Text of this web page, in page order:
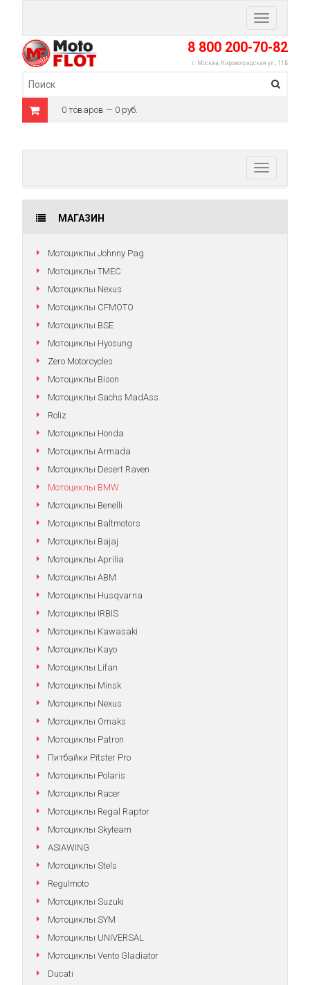
Toggle
navigation
8 800 200-70-82
г. Москва, Кировоградская ул., 11Б
0 товаров — 0 руб.
Toggle
navigation
МАГАЗИН
Мотоциклы Johnny Pag
Мотоциклы TMEC
Мотоциклы Nexus
Мотоциклы CFMOTO
Мотоциклы BSE
Мотоциклы Hyosung
Zero Motorcycles
Мотоциклы Bison
Мотоциклы Sachs MadAss
Roliz
Мотоциклы Honda
Мотоциклы Armada
Мотоциклы Desert Raven
Мотоциклы BMW
Мотоциклы Benelli
Мотоциклы Baltmotors
Мотоциклы Bajaj
Мотоциклы Aprilia
Мотоциклы АВМ
Мотоциклы Husqvarna
Мотоциклы IRBIS
Мотоциклы Kawasaki
Мотоциклы Kayo
Мотоциклы Lifan
Мотоциклы Minsk
Мотоциклы Nexus
Мотоциклы Omaks
Мотоциклы Patron
Питбайки Pitster Pro
Мотоциклы Polaris
Мотоциклы Racer
Мотоциклы Regal Raptor
Мотоциклы Skyteam
ASIAWING
Мотоциклы Stels
Regulmoto
Мотоциклы Suzuki
Мотоциклы SYM
Мотоциклы UNIVERSAL
Мотоциклы Vento Gladiator
Ducati